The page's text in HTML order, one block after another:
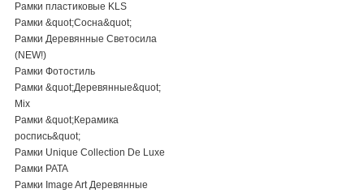
Рамки пластиковые KLS
Рамки &quot;Сосна&quot;
Рамки Деревянные Светосила
(NEW!)
Рамки Фотостиль
Рамки &quot;Деревянные&quot;
Mix
Рамки &quot;Керамика
роспись&quot;
Рамки Unique Collection De Luxe
Рамки PATA
Рамки Image Art Деревянные